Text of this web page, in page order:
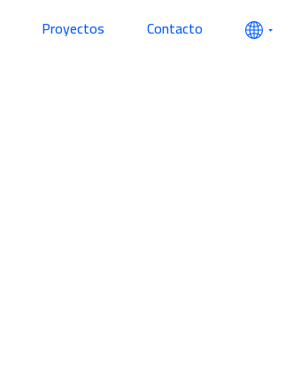
Proyectos Contacto